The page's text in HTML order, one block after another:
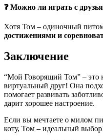
❓ Можно ли играть с
Хотя Том – одиночный
достижениями и
Заключение
“Мой Говорящий Том” – это
виртуальный друг! Она
помогает развивать
дарит хорошее настроение.
Если вы мечтаете о милом
коту, Том – идеальный